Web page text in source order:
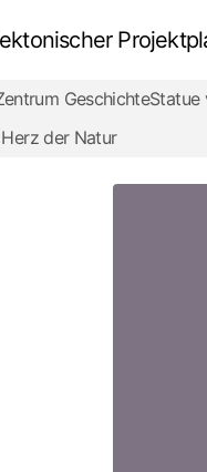
Skulpturaler Klang
GeschichteStatue
der Natur